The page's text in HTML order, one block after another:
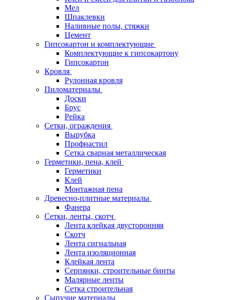
Мел
Шпаклевки
Наливные полы, стяжки
Цемент
Гипсокартон и комплектующие
Комплектующие к гипсокартону
Гипсокартон
Кровля
Рулонная кровля
Пиломатериалы
Доски
Брус
Рейка
Сетки, ограждения
Вырубка
Профнастил
Сетка сварная металлическая
Герметики, пена, клей
Герметики
Клей
Монтажная пена
Древесно-плитные материалы
Фанера
Сетки, ленты, скотч
Лента клейкая двусторонняя
Скотч
Лента сигнальная
Лента изоляционная
Клейкая лента
Серпянки, строительные бинты
Малярные ленты
Сетка строительная
Сыпучие материалы